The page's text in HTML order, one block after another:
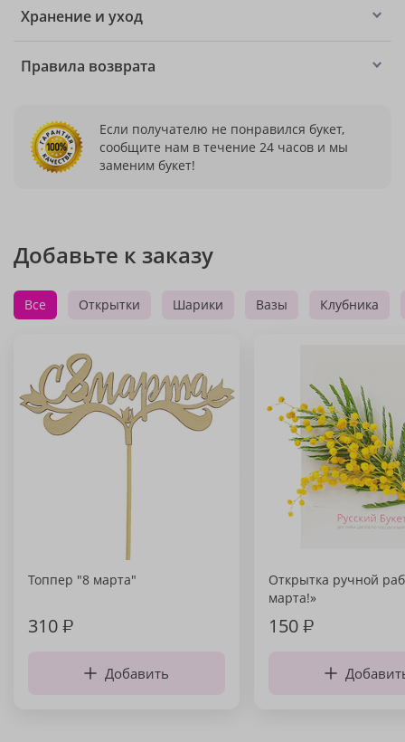
Хранение и уход
Правила возврата
Если получателю не понравился букет,
сообщите нам в течение 24 часов и мы
заменим букет!
Добавьте к заказу
Все Открытки Шарики Вазы Клубника
Топпер "8 марта"
310₽
Добавить
Открытка ручной
марта!»
150₽